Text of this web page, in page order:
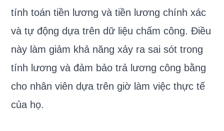
tính toán tiền lương và tiền lương chính xác
và tự động dựa trên dữ liệu chấm công. Điều
này làm giảm khả năng xảy ra sai sót trong
tính lương và đảm bảo trả lương công bằng
cho nhân viên dựa trên giờ làm việc thực tế
của họ.